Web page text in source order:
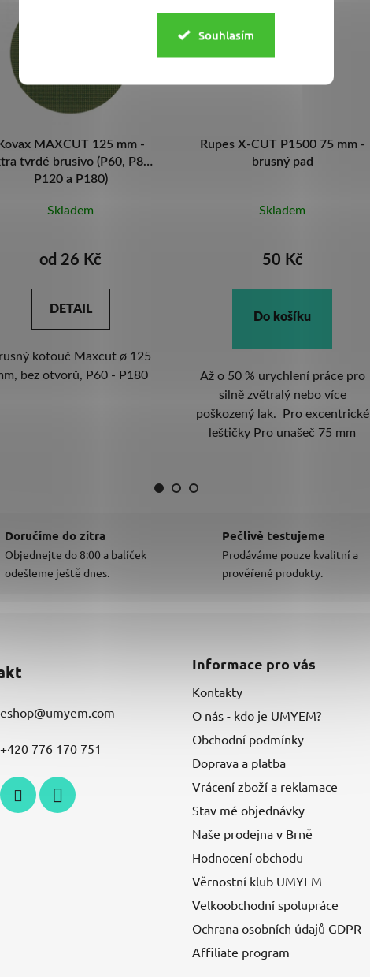
Souhlasím
X-CUT P1500 75 mm -
brusný pad
Skladem
50 Kč
Do košíku
o 50 % urychlení práce pro
Rupes WET&DRYFINISH
P3000 75 mm - pěnový brusný
Skladem
50 Kč
Do košíku
Až o 50 % urychlení práce pro
silně zvětralý nebo více
poškozený lak. Pro excentrické
leštičky. Pro unašeč 75 mm.
Doručíme do zítra
Objednejte do 8:00 a balíček
odešleme ještě dnes.
Pečlivě testujeme
Prodáváme pouze kvalitní a
prověřené produkty.
eshop@umyem.com
+420 776 170 751
Informace pro vás
Kontakty
O nás - kdo je UMYEM?
Obchodní podmínky
Doprava a platba
Vrácení zboží a reklamace
Stav mé objednávky
Naše prodejna v Brně
Hodnocení obchodu
Věrnostní klub UMYEM
Velkoobchodní spolupráce
Ochrana osobních údajů GDPR
Affiliate program